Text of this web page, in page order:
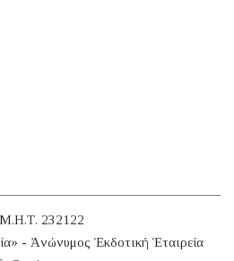
Μ.Η.Τ. 232122
- Ἀνώνυμος Ἐκδοτική Ἑταιρεία